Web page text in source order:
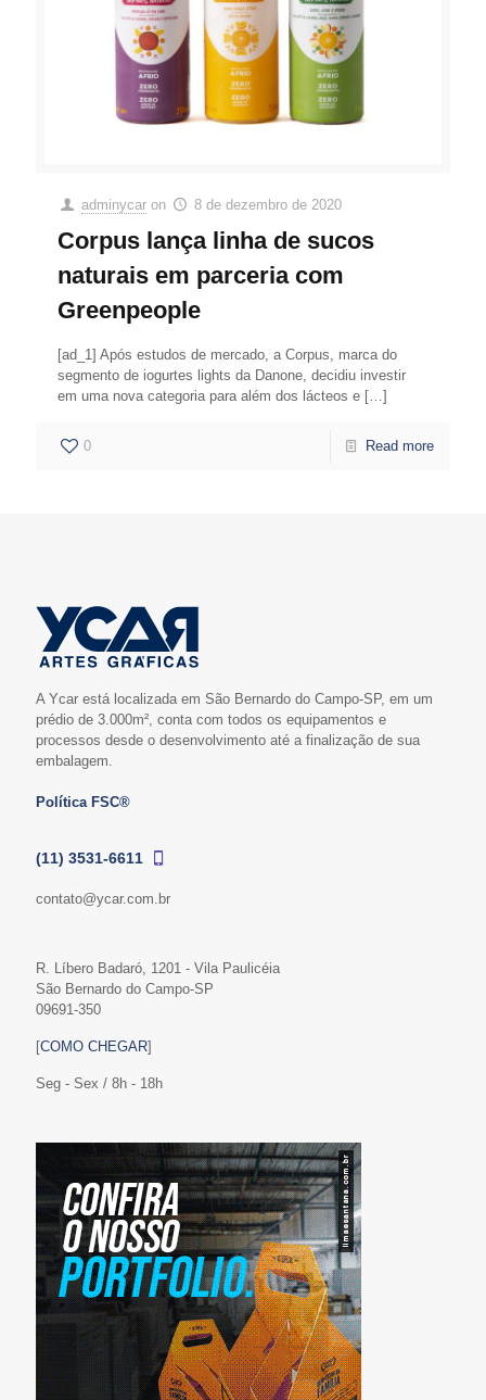
adminycar on 8 de dezembro de 2020
Corpus lança linha de sucos
naturais em parceria com
Greenpeople
[ad_1] Após estudos de mercado, a Corpus, marca do
segmento de iogurtes lights da Danone, decidiu investir
em uma nova categoria para além dos lácteos e […]
0 Read more
A Ycar está localizada em São Bernardo do Campo-SP, em um
prédio de 3.000m², conta com todos os equipamentos e
processos desde o desenvolvimento até a finalização de sua
embalagem.
Política FSC®
(11) 3531-6611
contato@ycar.com.br
R. Líbero Badaró, 1201 - Vila Paulicéia
São Bernardo do Campo-SP
09691-350
[COMO CHEGAR]
Seg - Sex / 8h - 18h